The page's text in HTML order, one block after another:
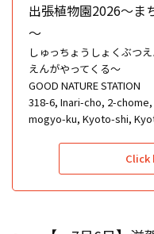
出張植物園2026～ま
～
しゅっちょうしょくぶつ
えんがやってくる〜
GOOD NATURE STATION
318-6, Inari-cho, 2-
mogyo-ku, Kyoto-shi,
Click